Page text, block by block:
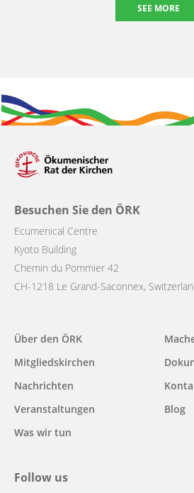
SEE MORE
Besuchen Sie den ÖRK
Ecumenical Centre
Kyoto Building
Chemin du Pommier 42
CH-1218 Le Grand-Saconnex,
Main
navigation
Über den ÖRK
Mitgliedskirchen
Nachrichten
Veranstaltungen
Was wir tun
Blog
Follow us